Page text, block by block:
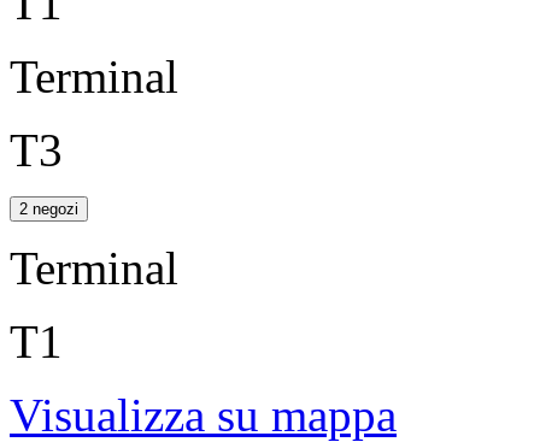
Terminal
T3
2 negozi
Terminal
T1
Visualizza su mappa